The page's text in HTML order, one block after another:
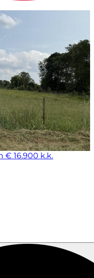
€ 16.900 k.k.